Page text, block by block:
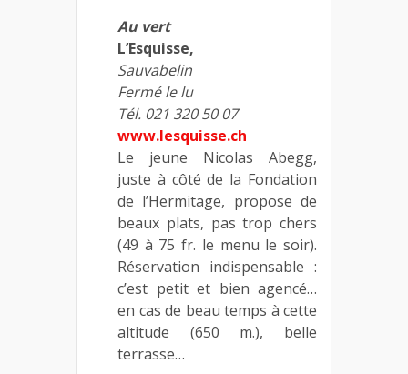
Au vert
L’Esquisse,
Sauvabelin
Fermé le lu
Tél. 021 320 50 07
www.lesquisse.ch
Le jeune Nicolas Abegg,
juste à côté de la Fondation
de l’Hermitage, propose de
beaux plats, pas trop chers
(49 à 75 fr. le menu le soir).
Réservation indispensable :
c’est petit et bien agencé…
en cas de beau temps à cette
altitude (650 m.), belle
terrasse…